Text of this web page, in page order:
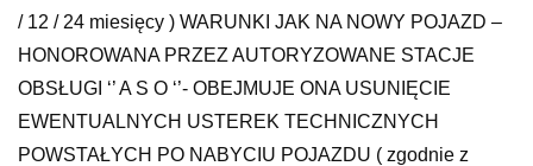
/ 12 / 24 miesięcy ) WARUNKI JAK NA NOWY POJAZD –
HONOROWANA PRZEZ AUTORYZOWANE STACJE
OBSŁUGI ‘’ A S O ‘’- OBEJMUJE ONA USUNIĘCIE
EWENTUALNYCH USTEREK TECHNICZNYCH
POWSTAŁYCH PO NABYCIU POJAZDU ( zgodnie z